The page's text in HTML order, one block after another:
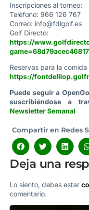
Inscripciones al torneo:
Teléfono: 966 126 767
Correo: info@fdlgolf.es
Golf Directo:
https://
Reservas para la comida
https://
Puede seguir a
suscribiéndose a
Newsletter Semanal
Compartir en Redes
Deja una
Lo siento, debes estar
comentario.